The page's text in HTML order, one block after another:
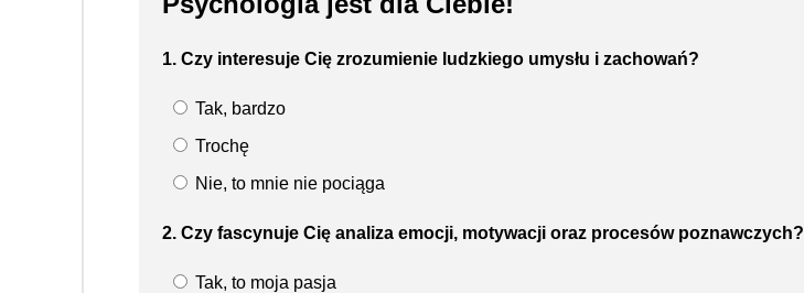
1. Czy interesuje Cię zrozumienie ludzkiego umysłu i zachowań?
Tak, bardzo
Trochę
Nie, to mnie nie pociąga
2. Czy fascynuje Cię analiza emocji, motywacji oraz procesów poznawczych?
Tak, to moja pasja